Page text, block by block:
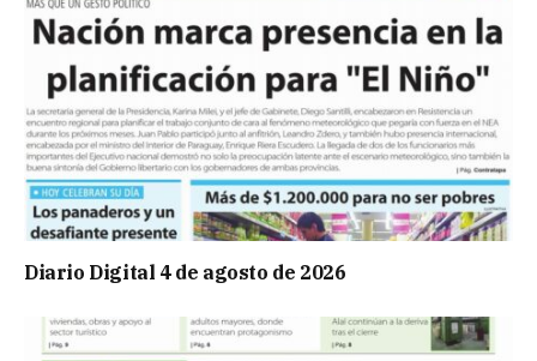
Diario Digital 4 de agosto de 2026